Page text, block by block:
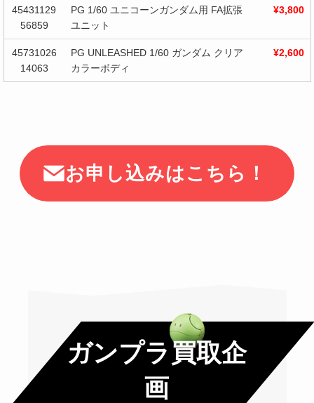
45431129
56859
PG 1/60 ユニコーンガンダム用 FA拡張
ユニット
¥3,800
45731026
14063
PG UNLEASHED 1/60 ガンダム クリア
カラーボディ
¥2,600
お申し込みはこちら！
ガンプラ買取企
画